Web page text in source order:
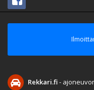
Rekkari.fi-